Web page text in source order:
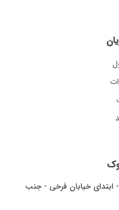
ابتدای خیابان فرخی - جنب